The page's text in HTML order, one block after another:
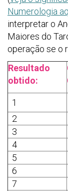
Numerologia
interpretar o
Maiores do
operação se o
Resultado
obtido:
1
2
3
4
5
6
7